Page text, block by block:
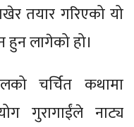
तयार गरिएको यो
लागेको हो।
चर्चित कथामा
गुरागाईंले नाट्य